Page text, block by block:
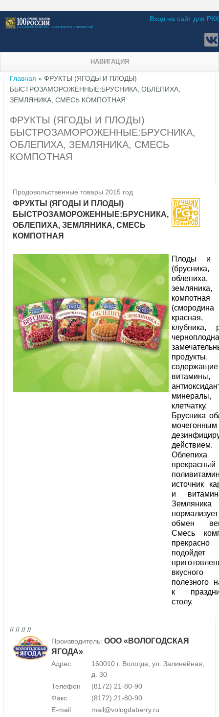
Вход на сайт для РКК
НАВИГАЦИЯ
Вы здесь
Главная » ФРУКТЫ (ЯГОДЫ И ПЛОДЫ)
БЫСТРОЗАМОРОЖЕННЫЕ:БРУСНИКА, ОБЛЕПИХА,
ЗЕМЛЯНИКА, СМЕСЬ КОМПОТНАЯ
ФРУКТЫ (ЯГОДЫ И ПЛОДЫ)
БЫСТРОЗАМОРОЖЕННЫЕ:БРУСНИКА,
ОБЛЕПИХА, ЗЕМЛЯНИКА, СМЕСЬ
КОМПОТНАЯ
Продовольственные товары 2015 год
ФРУКТЫ (ЯГОДЫ И ПЛОДЫ)
БЫСТРОЗАМОРОЖЕННЫЕ:БРУСНИКА,
ОБЛЕПИХА, ЗЕМЛЯНИКА, СМЕСЬ
КОМПОТНАЯ
Плоды и
(брусника,
облепиха,
земляника,
компотная
(смородина
красная,
клубника,
продукты,
содержащие
витамины,
минералы,
клетчатку.
Брусника
действием.
прекрасный
источник
и
Земляника
нормализует
обмен
Смесь
прекрасно
полезного
к
столу.
// // // //
Производитель: ООО «ВОЛОГОДСКАЯ
ЯГОДА»
Адрес
160010 г. Вологда, ул. Залинейная,
д. 30
Телефон
(8172) 21-80-90
Факс
(8172) 21-80-90
E-mail
mail@vologdaberry.ru